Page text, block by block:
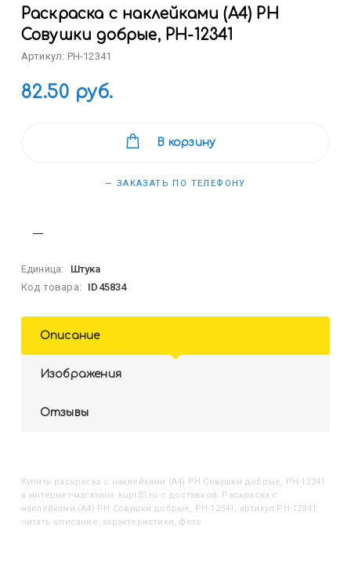
Раскраска с наклейками (А4) РН
Совушки добрые, РН-12341
Артикул: РН-12341
82.50 руб.
В корзину
— ЗАКАЗАТЬ ПО ТЕЛЕФОНУ
Единица:
Штука
Код товара:
ID45834
Описание
Изображения
Отзывы
Купить
Раскраска с наклейками (А4) РН Совушки добрые, РН-12341
в интернет-магазине kupi35.ru с доставкой. Раскраска с
наклейками (А4) РН Совушки добрые, РН-12341, артикул РН-12341:
читать описание, характеристики, фото